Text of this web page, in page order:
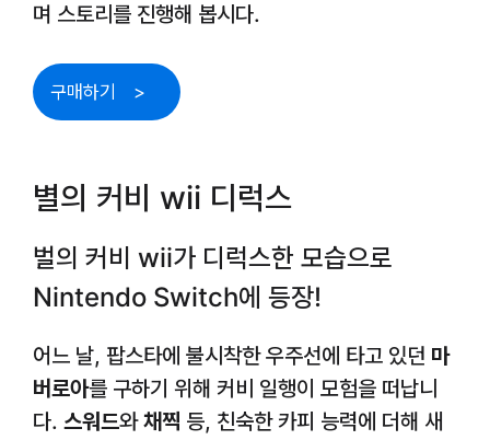
며 스토리를 진행해 봅시다.
구매하기
별의 커비 wii 디럭스
벌의 커비 wii가 디럭스한 모습으로
Nintendo Switch에 등장!
어느 날, 팝스타에 불시착한 우주선에 타고 있던 마
버로아를 구하기 위해 커비 일행이 모험을 떠납니
다. 스워드와채찍 등, 친숙한 카피 능력에 더해 새